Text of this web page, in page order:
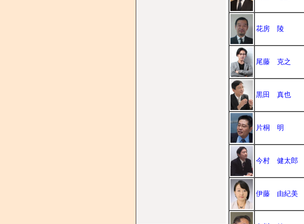
花房 陵
尾藤 克之
黒田 真也
片桐 明
今村 健太郎
伊藤 由紀美